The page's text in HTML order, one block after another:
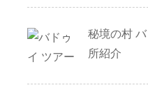
秘境の村
所紹介